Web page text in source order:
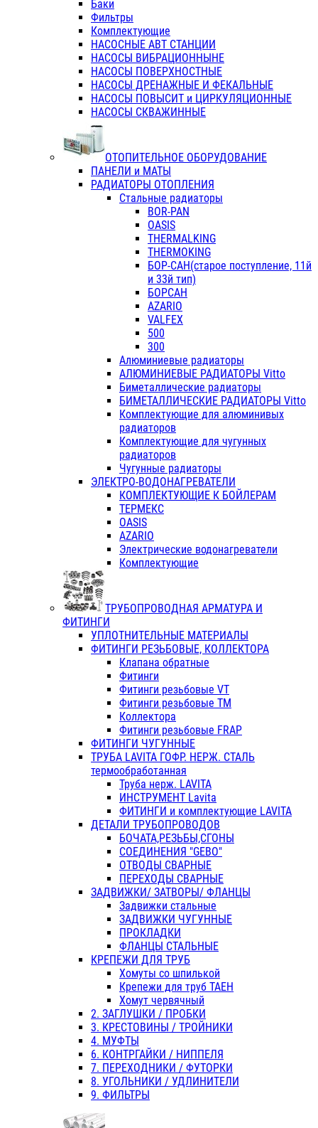
Баки
Фильтры
Комплектующие
НАСОСНЫЕ АВТ СТАНЦИИ
НАСОСЫ ВИБРАЦИОННЫНЕ
НАСОСЫ ПОВЕРХНОСТНЫЕ
НАСОСЫ ДРЕНАЖНЫЕ И ФЕКАЛЬНЫЕ
НАСОСЫ ПОВЫСИТ и ЦИРКУЛЯЦИОННЫЕ
НАСОСЫ СКВАЖИННЫЕ
ОТОПИТЕЛЬНОЕ ОБОРУДОВАНИЕ
ПАНЕЛИ и МАТЫ
РАДИАТОРЫ ОТОПЛЕНИЯ
Стальные радиаторы
BOR-PAN
OASIS
THERMALKING
THERMOKING
БОР-САН(старое поступление, 11й
и 33й тип)
БОРСАН
AZARIO
VALFEX
500
300
Алюминиевые радиаторы
АЛЮМИНИЕВЫЕ РАДИАТОРЫ Vitto
Биметаллические радиаторы
БИМЕТАЛЛИЧЕСКИЕ РАДИАТОРЫ Vitto
Комплектующие для алюминивых
радиаторов
Комплектующие для чугунных
радиаторов
Чугунные радиаторы
ЭЛЕКТРО-ВОДОНАГРЕВАТЕЛИ
КОМПЛЕКТУЮЩИЕ К БОЙЛЕРАМ
ТЕРМЕКС
OASIS
AZARIO
Электрические водонагреватели
Комплектующие
ТРУБОПРОВОДНАЯ АРМАТУРА И
ФИТИНГИ
УПЛОТНИТЕЛЬНЫЕ МАТЕРИАЛЫ
ФИТИНГИ РЕЗЬБОВЫЕ, КОЛЛЕКТОРА
Клапана обратные
Фитинги
Фитинги резьбовые VT
Фитинги резьбовые ТМ
Коллектора
Фитинги резьбовые FRAP
ФИТИНГИ ЧУГУННЫЕ
ТРУБА LAVITA ГОФР. НЕРЖ. СТАЛЬ
термообработанная
Труба нерж. LAVITA
ИНСТРУМЕНТ Lavita
ФИТИНГИ и комплектующие LAVITA
ДЕТАЛИ ТРУБОПРОВОДОВ
БОЧАТА,РЕЗЬБЫ,СГОНЫ
СОЕДИНЕНИЯ "GEBO"
ОТВОДЫ СВАРНЫЕ
ПЕРЕХОДЫ СВАРНЫЕ
ЗАДВИЖКИ/ ЗАТВОРЫ/ ФЛАНЦЫ
Задвижки стальные
ЗАДВИЖКИ ЧУГУННЫЕ
ПРОКЛАДКИ
ФЛАНЦЫ СТАЛЬНЫЕ
КРЕПЕЖИ ДЛЯ ТРУБ
Хомуты со шпилькой
Крепежи для труб ТАЕН
Хомут червячный
2. ЗАГЛУШКИ / ПРОБКИ
3. КРЕСТОВИНЫ / ТРОЙНИКИ
4. МУФТЫ
6. КОНТРГАЙКИ / НИППЕЛЯ
7. ПЕРЕХОДНИКИ / ФУТОРКИ
8. УГОЛЬНИКИ / УДЛИНИТЕЛИ
9. ФИЛЬТРЫ